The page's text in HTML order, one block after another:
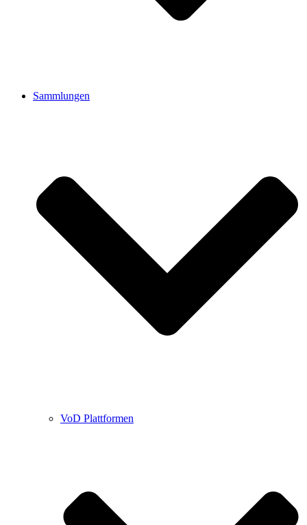
Sammlungen
VoD Plattformen